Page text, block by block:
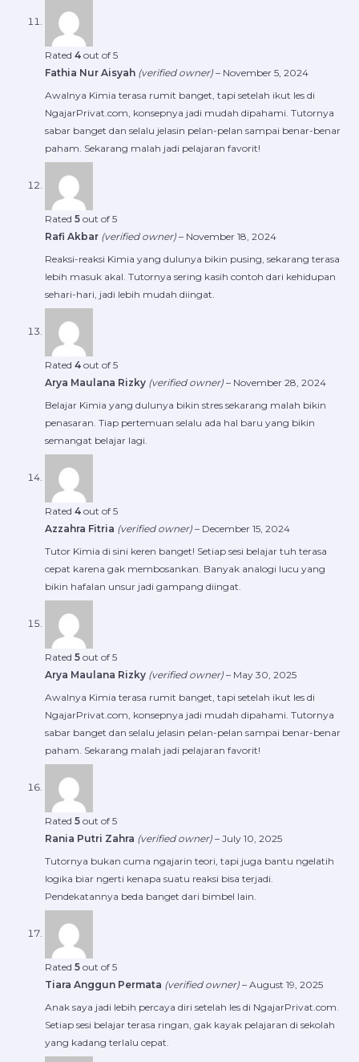
Rated 4 out of 5
Fathia Nur Aisyah (verified owner) – November 5, 2024
Awalnya Kimia terasa rumit banget, tapi setelah ikut les di
NgajarPrivat.com, konsepnya jadi mudah dipahami. Tutornya
sabar banget dan selalu jelasin pelan-pelan sampai benar-benar
paham. Sekarang malah jadi pelajaran favorit!
Rated 5 out of 5
Rafi Akbar (verified owner) – November 18, 2024
Reaksi-reaksi Kimia yang dulunya bikin pusing, sekarang terasa
lebih masuk akal. Tutornya sering kasih contoh dari kehidupan
sehari-hari, jadi lebih mudah diingat.
Rated 4 out of 5
Arya Maulana Rizky (verified owner) – November 28, 2024
Belajar Kimia yang dulunya bikin stres sekarang malah bikin
penasaran. Tiap pertemuan selalu ada hal baru yang bikin
semangat belajar lagi.
Rated 4 out of 5
Azzahra Fitria (verified owner) – December 15, 2024
Tutor Kimia di sini keren banget! Setiap sesi belajar tuh terasa
cepat karena gak membosankan. Banyak analogi lucu yang
bikin hafalan unsur jadi gampang diingat.
Rated 5 out of 5
Arya Maulana Rizky (verified owner) – May 30, 2025
Awalnya Kimia terasa rumit banget, tapi setelah ikut les di
NgajarPrivat.com, konsepnya jadi mudah dipahami. Tutornya
sabar banget dan selalu jelasin pelan-pelan sampai benar-benar
paham. Sekarang malah jadi pelajaran favorit!
Rated 5 out of 5
Rania Putri Zahra (verified owner) – July 10, 2025
Tutornya bukan cuma ngajarin teori, tapi juga bantu ngelatih
logika biar ngerti kenapa suatu reaksi bisa terjadi.
Pendekatannya beda banget dari bimbel lain.
Rated 5 out of 5
Tiara Anggun Permata (verified owner) – August 19, 2025
Anak saya jadi lebih percaya diri setelah les di NgajarPrivat.com.
Setiap sesi belajar terasa ringan, gak kayak pelajaran di sekolah
yang kadang terlalu cepat.